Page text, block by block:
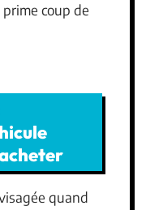
coup de
quand